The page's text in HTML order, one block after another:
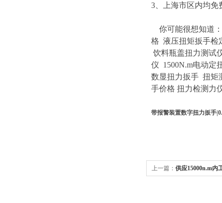
3、上海市区内均免
你可能很想知道
格 液压扭矩扳手检
饮料瓶盖扭力测试
仪 1500N.m电动定
数显扭力扳手 扭矩
手价格 扭力检测力
带报警装置数字扭力扳手
上一篇： 供应15000n.m内